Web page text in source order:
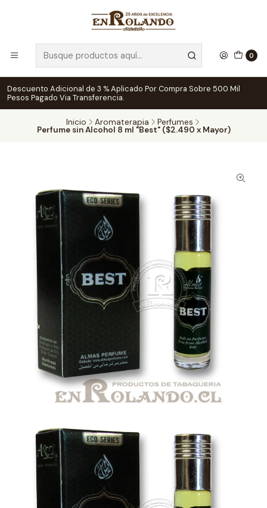
0
Descuento Adicional de 3 % Aplicado Por Compra Sobre 500 Mil
Pesos Pagado Via Transferencia.
Inicio Aromaterapia Perfumes
Perfume sin Alcohol 8 ml "Best" ($2.490 x Mayor)